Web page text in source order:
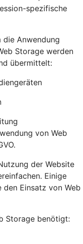
spezifische
die Anwendung
Storage werden
übermittelt:
von Web
der Website
Einige
den Einsatz von Web
Storage benötigt: